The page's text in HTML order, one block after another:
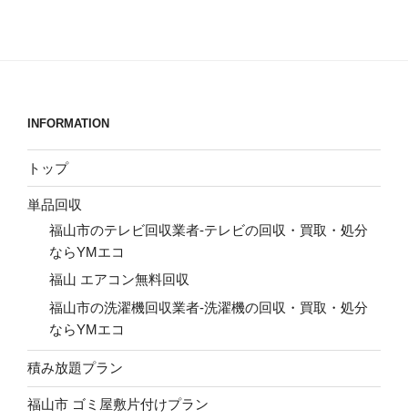
INFORMATION
トップ
単品回収
福山市のテレビ回収業者-テレビの回収・買取・処分
ならYMエコ
福山 エアコン無料回収
福山市の洗濯機回収業者-洗濯機の回収・買取・処分
ならYMエコ
積み放題プラン
福山市 ゴミ屋敷片付けプラン